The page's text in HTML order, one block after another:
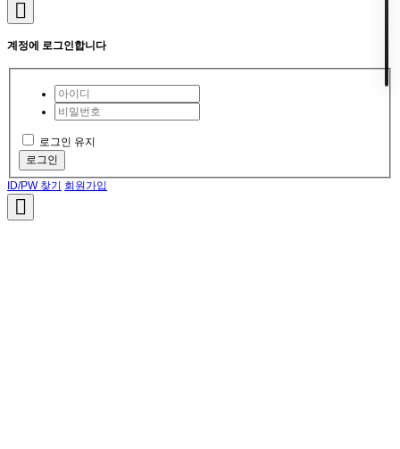
계정에 로그인합니다
로그인 유지
로그인
ID/PW 찾기 회원가입